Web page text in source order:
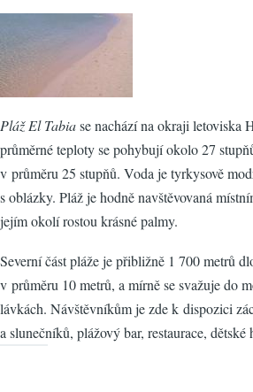
Pláž El Tabiase nachází na okraji letoviska
průměrné teploty se pohybují okolo 27
v průměru 25 stupňů. Voda je tyrkysově
s oblázky. Pláž je hodně navštěvovaná
jejím okolí rostou krásné palmy.
Severní část pláže je přibližně 1 700 metrů
v průměru 10 metrů, a mírně se svažuje do
lávkách. Návštěvníkům je zde k dispozici
a slunečníků, plážový bar, restaurace, dětské